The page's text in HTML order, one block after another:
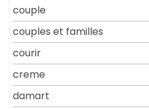
couple
couples et familles
courir
creme
damart